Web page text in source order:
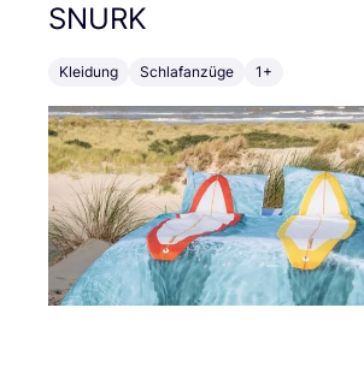
SNURK
Kleidung Schlafanzüge 1+